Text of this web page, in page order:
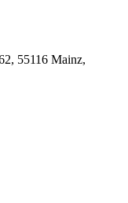
55116 Mainz,